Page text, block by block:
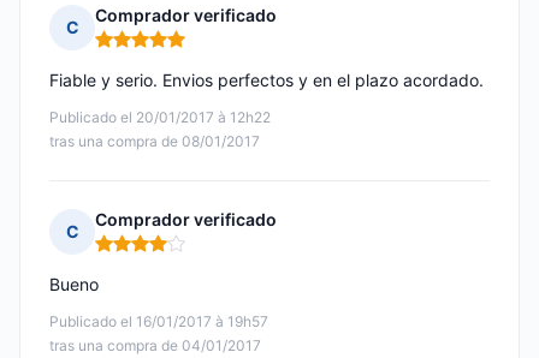
C
Comprador verificado
Nota: 5 de 5
Publicado el 20/01/2017 à 12h22
tras una compra de 08/01/2017
Fiable y serio. Envios perfectos y en el plazo acordado.
C
Comprador verificado
Nota: 4 de 5
Publicado el 16/01/2017 à 19h57
tras una compra de 04/01/2017
Bueno